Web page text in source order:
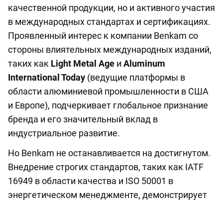
качественной продукции, но и активного участия
в международных стандартах и сертификациях.
Проявленный интерес к компании Benkam со
стороны влиятельных международных изданий,
таких как Light Metal Age и Aluminum
International Today (ведущие платформы в
области алюминиевой промышленности в США
и Европе), подчеркивает глобальное признание
бренда и его значительный вклад в
индустриальное развитие.
Но Benkam не останавливается на достигнутом.
Внедрение строгих стандартов, таких как IATF
16949 в области качества и ISO 50001 в
энергетическом менеджменте, демонстрирует